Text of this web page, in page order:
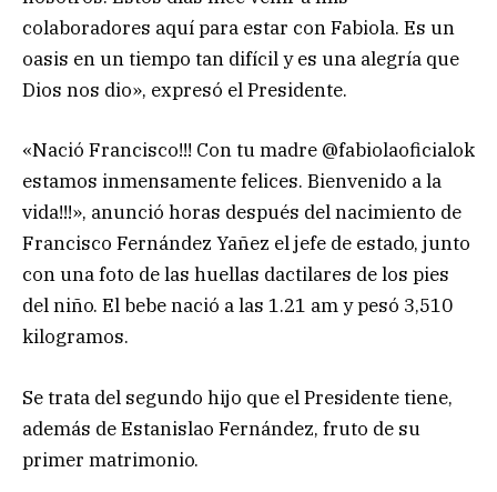
colaboradores aquí para estar con Fabiola. Es un
oasis en un tiempo tan difícil y es una alegría que
Dios nos dio», expresó el Presidente.
«Nació Francisco!!! Con tu madre @fabiolaoficialok
estamos inmensamente felices. Bienvenido a la
vida!!!», anunció horas después del nacimiento de
Francisco Fernández Yañez el jefe de estado, junto
con una foto de las huellas dactilares de los pies
del niño. El bebe nació a las 1.21 am y pesó 3,510
kilogramos.
Se trata del segundo hijo que el Presidente tiene,
además de Estanislao Fernández, fruto de su
primer matrimonio.